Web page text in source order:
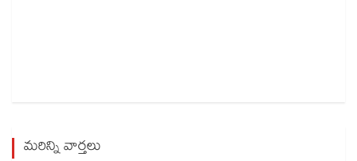
మరిన్ని వార్తలు